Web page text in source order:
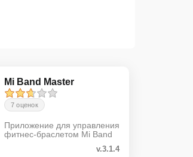
Mi Band Master
7 оценок
Приложение для управления
фитнес-браслетом Mi Band
v.3.1.4